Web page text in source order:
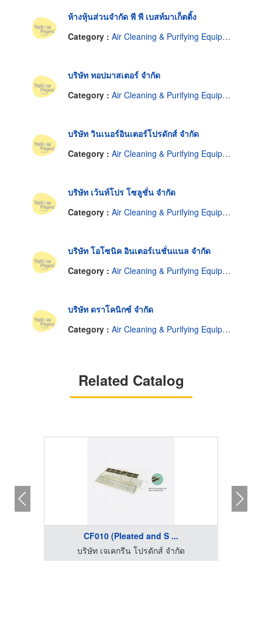
ห้างหุ้นส่วนจำกัด พี พี เบสท์มาเก็ตติ้ง
Category : Air Cleaning & Purifying Equipment
บริษัท ทอปมาสเตอร์ จำกัด
Category : Air Cleaning & Purifying Equipment
บริษัท วินเนอร์อินเตอร์โปรดักส์ จำกัด
Category : Air Cleaning & Purifying Equipment
บริษัท เว้นท์โปร โซลูชั่น จำกัด
Category : Air Cleaning & Purifying Equipment
บริษัท โอโซนิค อินเตอร์เนชั่นแนล จำกัด
Category : Air Cleaning & Purifying Equipment
บริษัท ดราโคนิกซ์ จำกัด
Category : Air Cleaning & Purifying Equipment
Related Catalog
CF010 (Pleated and S ...
บริษัท เจเคกรีน โปรดักส์ จำกัด